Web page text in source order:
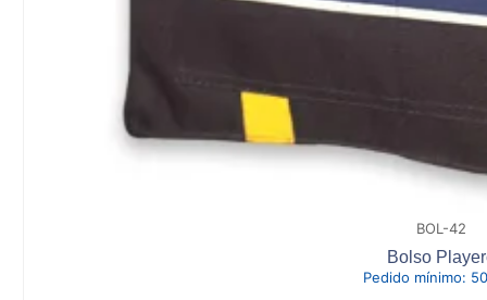
BOL-42
Bolso
Pedido mínimo: